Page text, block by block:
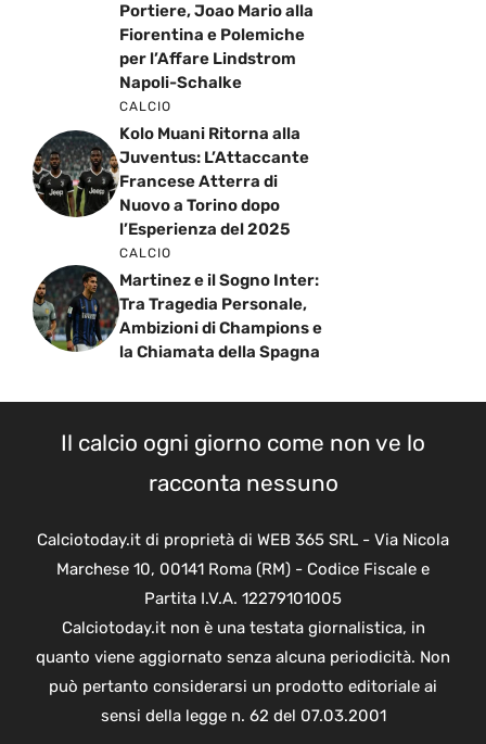
Portiere, Joao Mario alla
Fiorentina e Polemiche
per l’Affare Lindstrom
Napoli-Schalke
CALCIO
Kolo Muani Ritorna alla
Juventus: L’Attaccante
Francese Atterra di
Nuovo a Torino dopo
l’Esperienza del 2025
CALCIO
Martinez e il Sogno Inter:
Tra Tragedia Personale,
Ambizioni di Champions e
la Chiamata della Spagna
Il calcio ogni giorno come non ve lo
racconta nessuno
Calciotoday.it di proprietà di WEB 365 SRL - Via Nicola
Marchese 10, 00141 Roma (RM) - Codice Fiscale e
Partita I.V.A. 12279101005
Calciotoday.it non è una testata giornalistica, in
quanto viene aggiornato senza alcuna periodicità. Non
può pertanto considerarsi un prodotto editoriale ai
sensi della legge n. 62 del 07.03.2001